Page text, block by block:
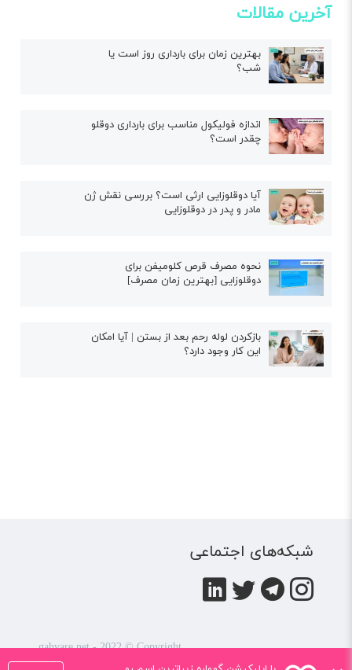
آخرین مقالات
بهترین زمان برای بارداری روز است یا
شب؟
اندازه فولیکول مناسب برای بارداری دوقلو
چقدر است؟
آیا دوقلوزایی ارثی است؟ بررسی نقش ژن
مادر و پدر در دوقلوزایی
نحوه مصرف قرص کلومیفن برای
دوقلوزایی [بهترین زمان مصرف]
بازکردن لوله رحم بعد از بستن | آیا امکان
این کار وجود دارد؟
شبکه‌های اجتماعی
gahvare.net - 2022 © Copyright
کلیه حقوق این سایت متعلق به
شرکت همیار تربیت کودک